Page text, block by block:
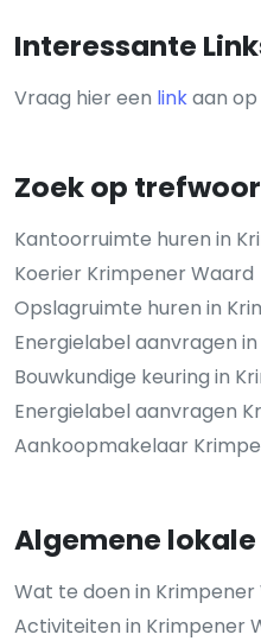
Interessante
Vraag hier een linkaan op
Zoek op
Kantoorruimte huren in
Koerier Krimpener Waard
Opslagruimte huren in
Energielabel aanvragen
Bouwkundige keuring in
Energielabel aanvragen
Aankoopmakelaar
Algemene
Wat te doen in Krimpener
Activiteiten in Krimpener